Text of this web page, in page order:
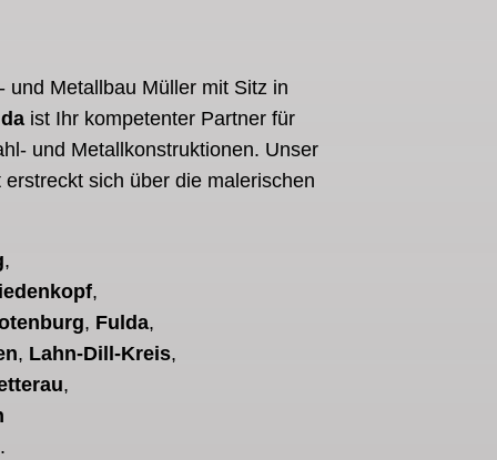
und Metallbau Müller mit Sitz in
ist Ihr kompetenter Partner für
und Metallkonstruktionen. Unser
sich über die malerischen
,
,
, Fulda,
, Lahn-Dill-Kreis,
,
.